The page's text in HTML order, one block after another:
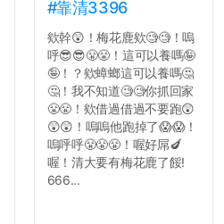
用字上多加留意。有些語句
用說的可能會引人發笑或多
聽幾句，但寫成文字時只會
讓人感到疲乏。
2. 文章主題不明
在學生會臉書的貼文中
可以看到，全篇文章以連字
符分為九段，各段可總結
為：
#靠清3396
欸幹😲！梅花鹿欸🧐🧐！嗚
呼😎😎😤😤！這可以養嗎🤪
🤪！？欸蟑螂這可以養嗎🤔
🤔！我不知道🧐🧐你抓回家
😤😤！欸借過借過不要跑😲
😲😲！嗚嗚他跑掉了😱😱！
嗚呼呼😤😤😤！喔好屌🍆
喔！清大要有梅花鹿了餒!
666...